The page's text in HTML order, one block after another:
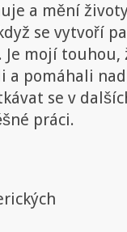
a mění
se vytvoří
Je mojí
pomáhali
se v
práci.